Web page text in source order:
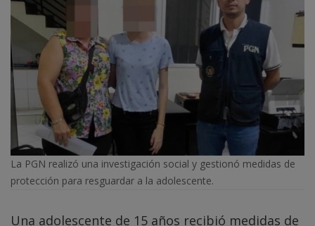
La PGN realizó una investigación social y gestionó medidas de
protección para resguardar a la adolescente.
Una adolescente de 15 años recibió medidas de